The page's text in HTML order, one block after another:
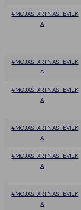
#MOJAŠTARTNAŠTEVILK
A
#MOJAŠTARTNAŠTEVILK
A
#MOJAŠTARTNAŠTEVILK
A
#MOJAŠTARTNAŠTEVILK
A
#MOJAŠTARTNAŠTEVILK
A
#MOJAŠTARTNAŠTEVILK
A